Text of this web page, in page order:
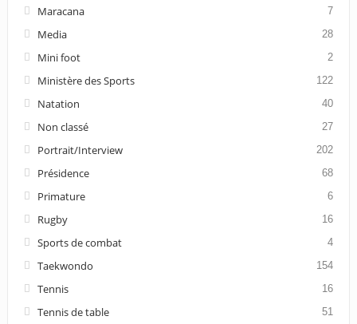
Maracana 7
Media 28
Mini foot 2
Ministère des Sports 122
Natation 40
Non classé 27
Portrait/Interview 202
Présidence 68
Primature 6
Rugby 16
Sports de combat 4
Taekwondo 154
Tennis 16
Tennis de table 51